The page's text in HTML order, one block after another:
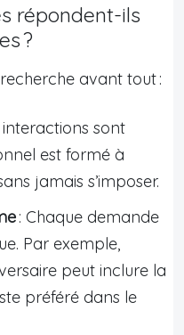
répondent-ils
?
avant tout :
interactions sont
est formé à
jamais s’imposer.
: Chaque demande
Par exemple,
peut inclure la
préféré dans le